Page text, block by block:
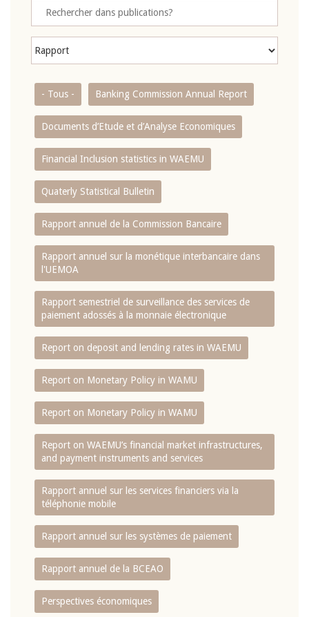
- Tous - Banking Commission Annual Report
Documents d’Etude et d’Analyse Economiques
Financial Inclusion statistics in WAEMU
Quaterly Statistical Bulletin
Rapport annuel de la Commission Bancaire
Rapport annuel sur la monétique interbancaire dans
l'UEMOA
Rapport semestriel de surveillance des services de
paiement adossés à la monnaie électronique
Report on deposit and lending rates in WAEMU
Report on Monetary Policy in WAMU
Report on Monetary Policy in WAMU
Report on WAEMU’s financial market infrastructures,
and payment instruments and services
Rapport annuel sur les services financiers via la
téléphonie mobile
Rapport annuel sur les systèmes de paiement
Rapport annuel de la BCEAO
Perspectives économiques